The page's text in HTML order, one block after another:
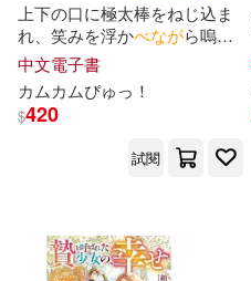
上下の口に極太棒をねじ込ま
れ、笑みを浮かべながら嗚咽
を漏らす強制スマイル拷問イ
ラマ (電子書)
中文電子書
カムカムぴゅっ！
$420
試閱